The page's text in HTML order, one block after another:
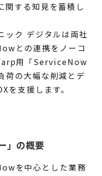
関する知見を蓄積し
ック デジタルは両社
との連携をノーコ
用「ServiceNow
荷の大幅な削減とデ
を支援します。
」の概要
を中心とした業務